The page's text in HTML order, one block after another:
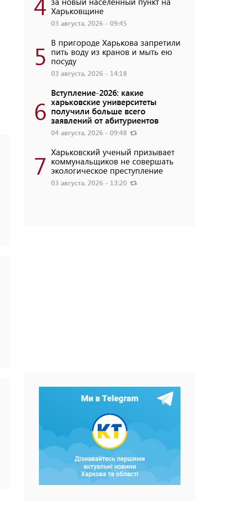
Харьковщине
03 августа, 2026 - 09:45
5 В пригороде Харькова запретили
пить воду из кранов и мыть ею
посуду
03 августа, 2026 - 14:18
6
Вступление-2026: какие
харьковские университеты
получили больше всего
заявлений от абитуриентов
04 августа, 2026 - 09:48
7 Харьковский ученый призывает
коммунальщиков не совершать
экологическое преступление
03 августа, 2026 - 13:20